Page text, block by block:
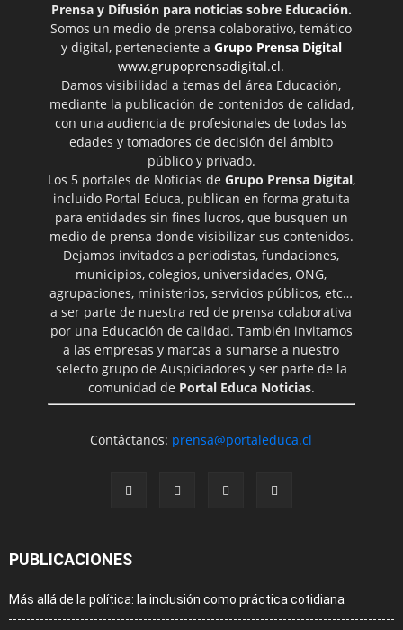
Prensa y Difusión para noticias sobre Educación.
Somos un medio de prensa colaborativo, temático
y digital, perteneciente a Grupo Prensa Digital
www.grupoprensadigital.cl.
Damos visibilidad a temas del área Educación,
mediante la publicación de contenidos de calidad,
con una audiencia de profesionales de todas las
edades y tomadores de decisión del ámbito
público y privado.
Los 5 portales de Noticias de Grupo Prensa Digital,
incluido Portal Educa, publican en forma gratuita
para entidades sin fines lucros, que busquen un
medio de prensa donde visibilizar sus contenidos.
Dejamos invitados a periodistas, fundaciones,
municipios, colegios, universidades, ONG,
agrupaciones, ministerios, servicios públicos, etc…
a ser parte de nuestra red de prensa colaborativa
por una Educación de calidad. También invitamos
a las empresas y marcas a sumarse a nuestro
selecto grupo de Auspiciadores y ser parte de la
comunidad de Portal Educa Noticias.
Contáctanos: prensa@portaleduca.cl
PUBLICACIONES
Más allá de la política: la inclusión como práctica cotidiana